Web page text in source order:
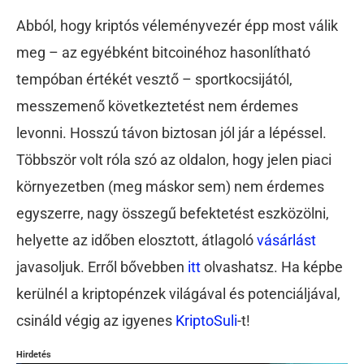
Abból, hogy kriptós véleményvezér épp most válik
meg – az egyébként bitcoinéhoz hasonlítható
tempóban értékét vesztő – sportkocsijától,
messzemenő következtetést nem érdemes
levonni. Hosszú távon biztosan jól jár a lépéssel.
Többször volt róla szó az oldalon, hogy jelen piaci
környezetben (meg máskor sem) nem érdemes
egyszerre, nagy összegű befektetést eszközölni,
helyette az időben elosztott, átlagolóvásárlást
javasoljuk. Erről bővebben ittolvashatsz. Ha képbe
kerülnél a kriptopénzek világával és potenciáljával,
csináld végig az igyenes KriptoSuli-t!
Hirdetés